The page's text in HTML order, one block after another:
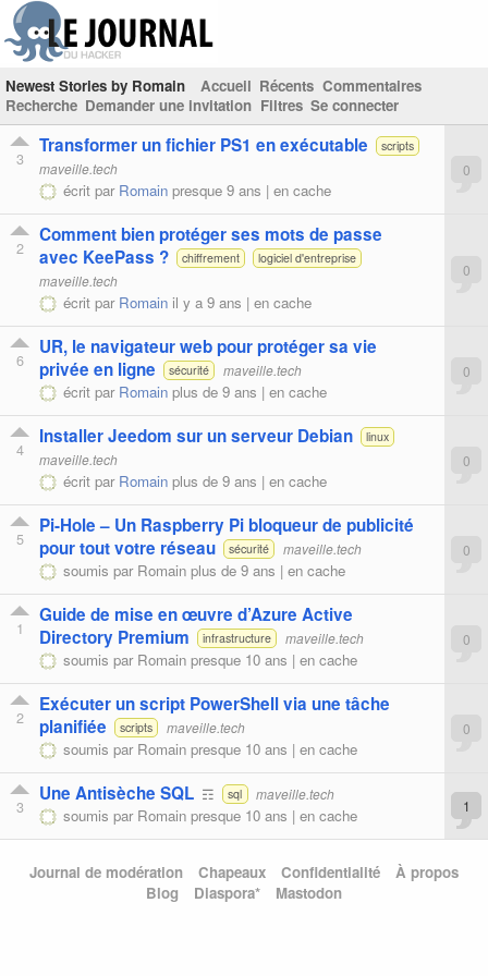
Newest Stories by Romain Accueil Récents Commentaires
Recherche Demander une invitation Filtres Se connecter
3
Transformer un fichier PS1 en exécutable scripts
maveille.tech
écrit par Romain presque 9 ans | en cache
0
2
Comment bien protéger ses mots de passe
avec KeePass ?
chiffrement logiciel d'entreprise
maveille.tech
écrit par Romain il y a 9 ans | en cache
0
6
UR, le navigateur web pour protéger sa vie
privée en ligne
sécurité maveille.tech
écrit par Romain plus de 9 ans | en cache
0
4
Installer Jeedom sur un serveur Debian linux
maveille.tech
écrit par Romain plus de 9 ans | en cache
0
5
Pi-Hole – Un Raspberry Pi bloqueur de publicité
pour tout votre réseau
sécurité maveille.tech
soumis par Romain plus de 9 ans | en cache
0
1
Guide de mise en œuvre d’Azure Active
Directory Premium
infrastructure maveille.tech
soumis par Romain presque 10 ans | en cache
0
2
Exécuter un script PowerShell via une tâche
planifiée
scripts maveille.tech
soumis par Romain presque 10 ans | en cache
0
3
Une Antisèche SQL ☶ sql maveille.tech
soumis par Romain presque 10 ans | en cache 1
Journal de modération Chapeaux Confidentialité
À propos
Blog
Diaspora* Mastodon